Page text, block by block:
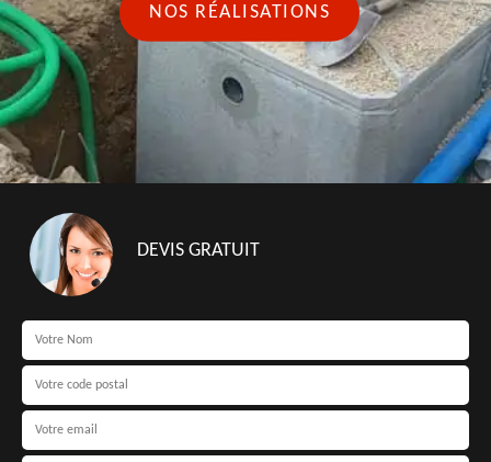
NOS RÉALISATIONS
DEVIS GRATUIT